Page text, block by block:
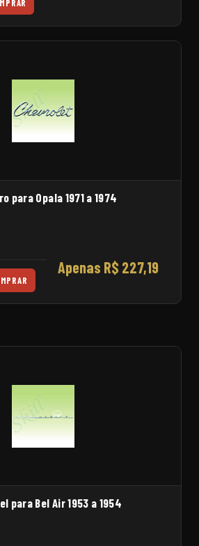
para Opala 1971 a 1974
Apenas R$ 227,19
para Bel Air 1953 a 1954